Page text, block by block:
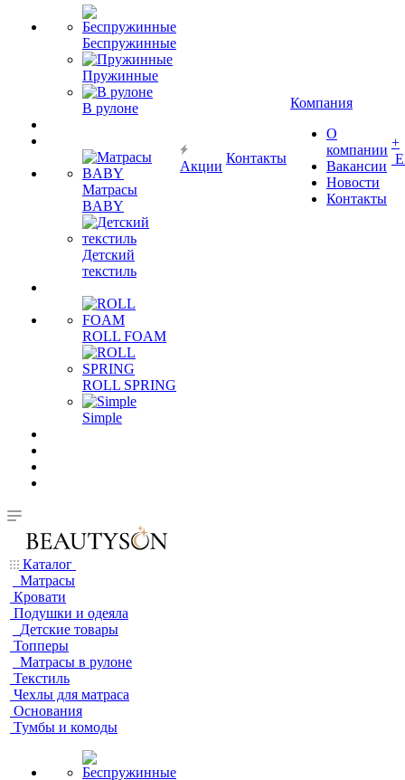
Беспружинные
Пружинные
В рулоне
Матрасы
BABY
Детский
текстиль
ROLL FOAM
ROLL SPRING
Simple
Акции
Контакты
Компания
О
компании
Вакансии
Новости
Контакты
+
Каталог
Матрасы
Кровати
Подушки и одеяла
Детские товары
Топперы
Матрасы в рулоне
Текстиль
Чехлы для матраса
Основания
Тумбы и комоды